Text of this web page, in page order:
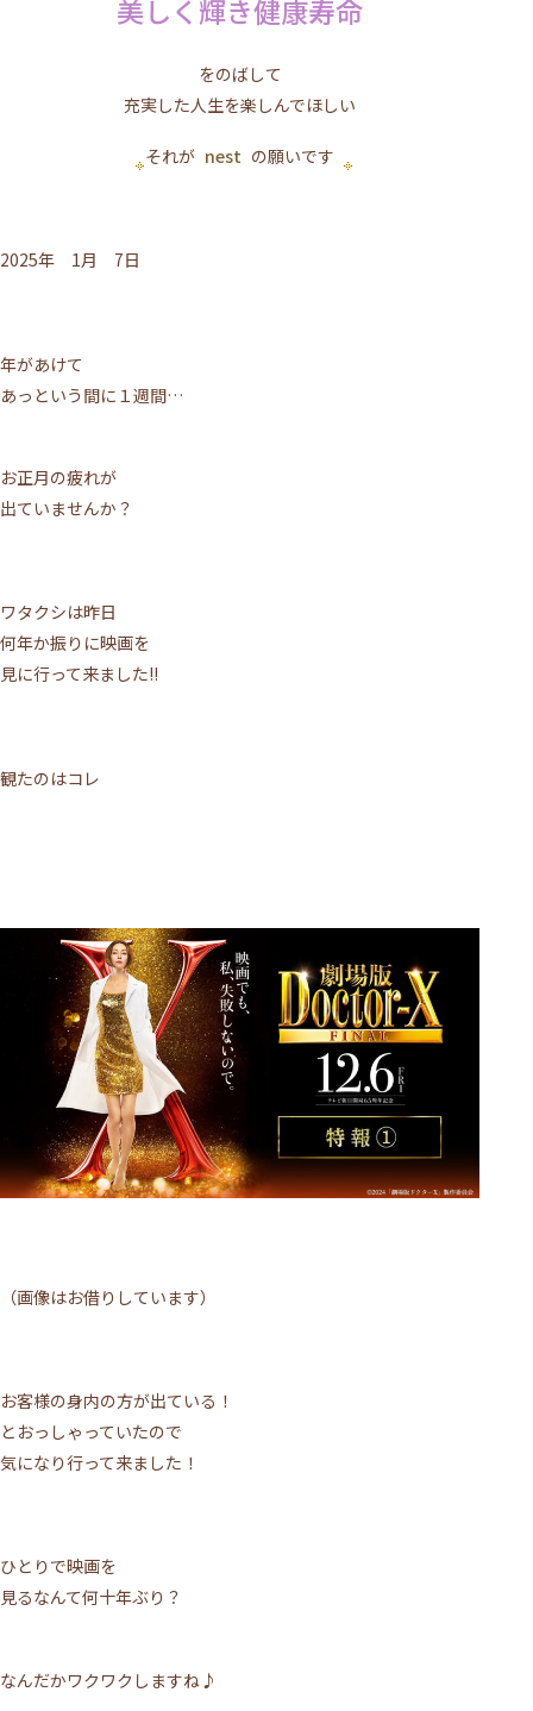
美しく輝き健康寿命
をのばして
充実した人生を楽しんでほしい
それが nest の願いです
2025年 1月 7日
年があけて
あっという間に１週間…
お正月の疲れが
出ていませんか？
ワタクシは昨日
何年か振りに映画を
見に行って来ました!!
観たのはコレ
（画像はお借りしています）
お客様の身内の方が出ている！
とおっしゃっていたので
気になり行って来ました！
ひとりで映画を
見るなんて何十年ぶり？
なんだかワクワクしますね♪